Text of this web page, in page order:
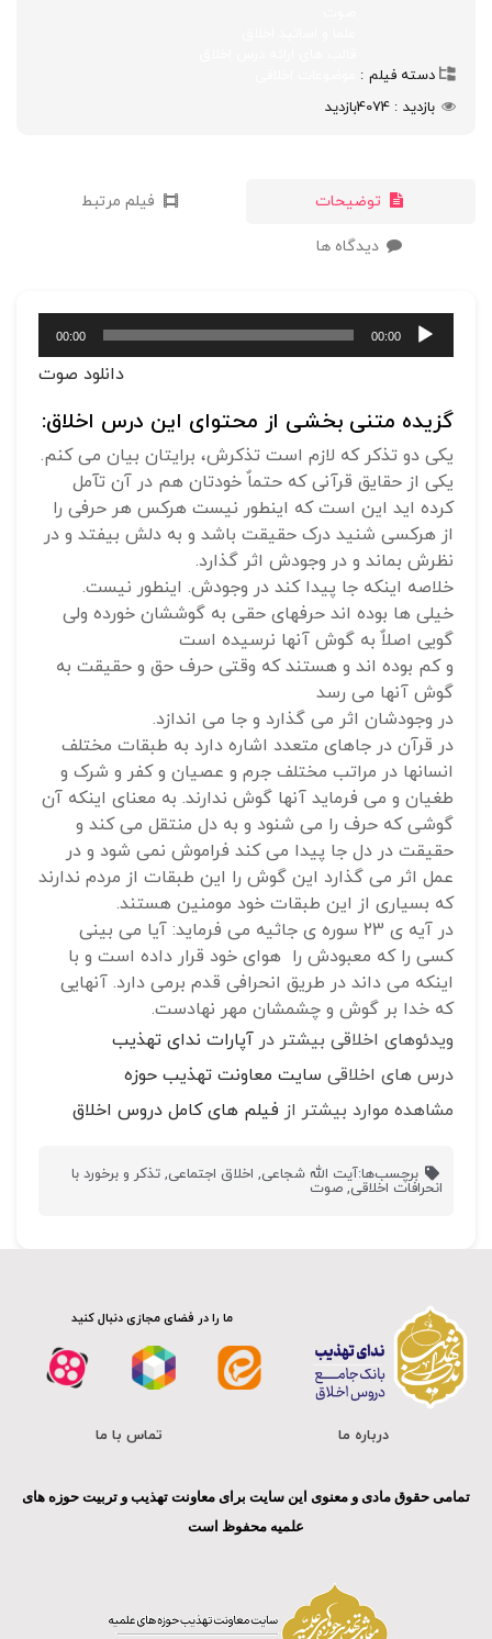
دسته فیلم
بازدید
4074بازدید
توضیحات فیلم مرتبط
دیدگاه ها
پخش‌کننده
صوت
00:00
00:00
دانلود صوت
گزیده متنی بخشی از محتوای این درس اخلاق:
یکی دو تذکر که لازم است تذکرش، برایتان بیان می کنم.
یکی از حقایق قرآنی که حتماٌ خودتان هم در آن تآمل
کرده اید این است که اینطور نیست هرکس هر حرفی را
از هرکسی شنید درک حقیقت باشد و به دلش بیفتد و در
نظرش بماند و در وجودش اثر گذارد.
خلاصه اینکه جا پیدا کند در وجودش. اینطور نیست.
خیلی ها بوده اند حرفهای حقی به گوششان خورده ولی
گویی اصلاٌ به گوش آنها نرسیده است
و کم بوده اند و هستند که وقتی حرف حق و حقیقت به
گوش آنها می رسد
در وجودشان اثر می گذارد و جا می اندازد.
در قرآن در جاهای متعدد اشاره دارد به طبقات مختلف
انسانها در مراتب مختلف جرم و عصیان و کفر و شرک و
طغیان و می فرماید آنها گوش ندارند. به معنای اینکه آن
گوشی که حرف را می شنود و به دل منتقل می کند و
حقیقت در دل جا پیدا می کند فراموش نمی شود و در
عمل اثر می گذارد این گوش را این طبقات از مردم ندارند
که بسیاری از این طبقات خود مومنین هستند.
در آیه ی 23 سوره ی جاثیه می فرماید: آیا می بینی
کسی را که معبودش را هوای خود قرار داده است و با
اینکه می داند در طریق انحرافی قدم برمی دارد. آنهایی
که خدا بر گوش و چشمشان مهر نهادست.
ویدئوهای اخلاقی بیشتر در آپارات ندای تهذیب
درس های اخلاقی سایت معاونت تهذیب حوزه
مشاهده موارد بیشتر از فیلم های کامل دروس اخلاق
برچسب‌ها:آیت الله شجاعی, اخلاق اجتماعی,تذکر و برخورد با
انحرافات اخلاقی, صوت
ما را در فضای مجازی دنبال کنید
درباره ما تماس با ما
تمامی حقوق مادی و معنوی این سایت برای معاونت تهذیب و تربیت حوزه های
علمیه محفوظ است